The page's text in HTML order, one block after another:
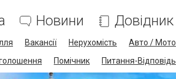
Новини Довідник
Вакансії Нерухомість Авто / Мото
Помічник Питання-Відповідь